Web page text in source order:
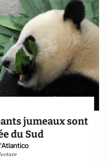
jumeaux sont
du Sud